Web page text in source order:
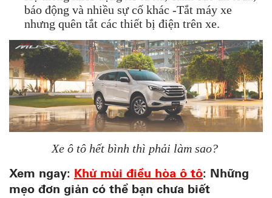
báo động và nhiều sự cố khác -Tắt máy xe
nhưng quên tắt các thiết bị điện trên xe.
Xe ô tô hết bình thì phải làm sao?
Xem ngay: Khử mùi điều hòa ô tô: Những
mẹo đơn giản có thể bạn chưa biết